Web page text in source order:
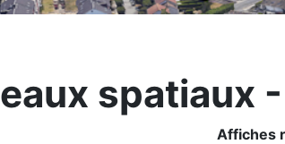
spatiaux
Affiches